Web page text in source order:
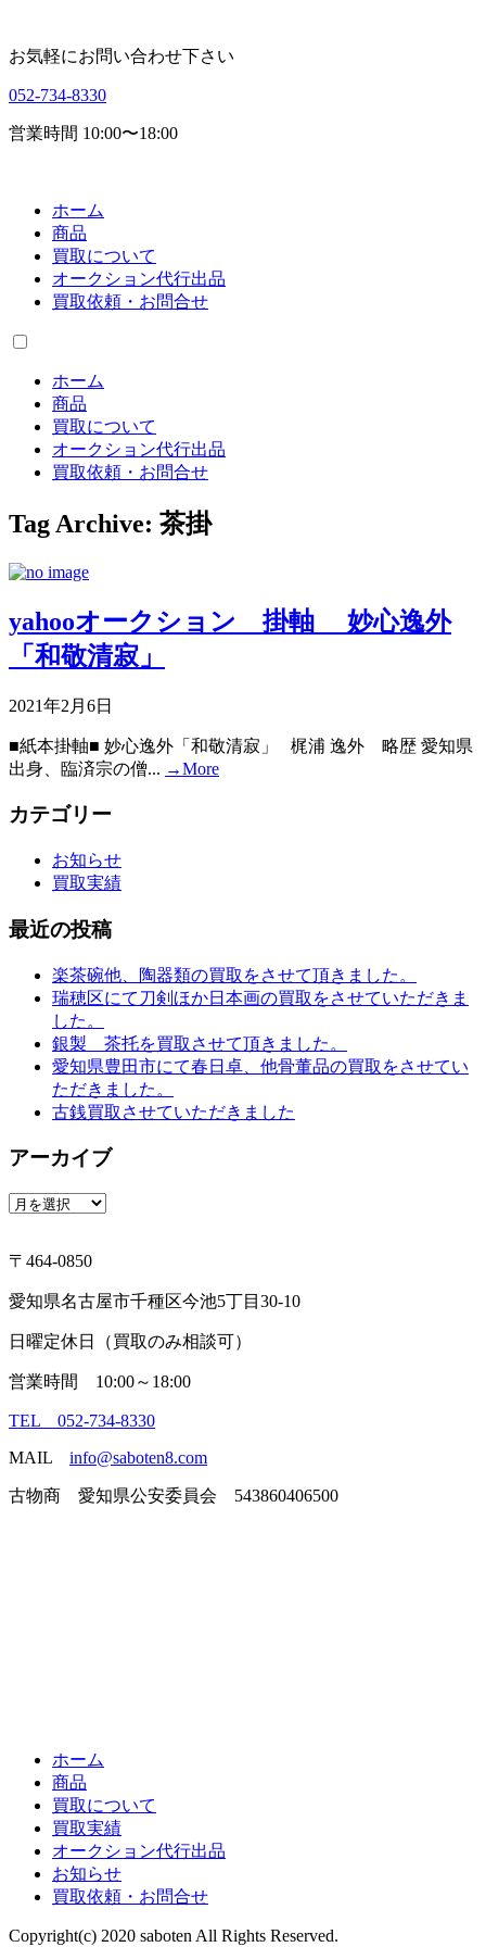
お気軽にお問い合わせ下さい
052-734-8330
営業時間 10:00〜18:00
ホーム
商品
買取について
オークション代行出品
買取依頼・お問合せ
ホーム
商品
買取について
オークション代行出品
買取依頼・お問合せ
Tag Archive: 茶掛
yahooオークション 掛軸 妙心逸外
「和敬清寂」
2021年2月6日
■紙本掛軸■ 妙心逸外「和敬清寂」 梶浦 逸外 略歴 愛知県
出身、臨済宗の僧... →More
カテゴリー
お知らせ
買取実績
最近の投稿
楽茶碗他、陶器類の買取をさせて頂きました。
瑞穂区にて刀剣ほか日本画の買取をさせていただきま
した。
銀製 茶托を買取させて頂きました。
愛知県豊田市にて春日卓、他骨董品の買取をさせてい
ただきました。
古銭買取させていただきました
アーカイブ
ア
イ
ブ
〒464-0850
愛知県名古屋市千種区今池5丁目30-10
日曜定休日（買取のみ相談可）
営業時間 10:00～18:00
TEL 052-734-8330
MAIL info@saboten8.com
古物商 愛知県公安委員会 543860406500
ホーム
商品
買取について
買取実績
オークション代行出品
お知らせ
買取依頼・お問合せ
Copyright(c) 2020 saboten All Rights Reserved.